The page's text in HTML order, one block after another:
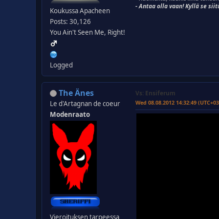
Koukussa Apacheen
Posts: 30,126
You Ain't Seen Me, Right!
Logged
- Antaa olla vaan! Kyllä se
The Änes
Le d'Artagnan de coeur
Modenraato
Vieroituksen tarpeessa
Vs: Ensiferum
Wed 08.08.2012 14:32:49